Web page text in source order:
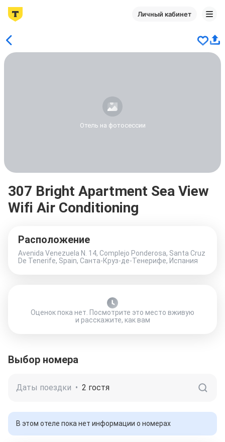
Личный кабинет
Отель на фотосессии
307 Bright Apartment Sea View
Wifi Air Conditioning
Расположение
Avenida Venezuela N. 14, Complejo Ponderosa, Santa Cruz
De Tenerife, Spain, Санта-Круз-де-Тенерифе, Испания
Оценок пока нет. Посмотрите это место вживую
и расскажите, как вам
Выбор номера
Даты поездки • 2 гостя
В этом отеле пока нет информации о номерах